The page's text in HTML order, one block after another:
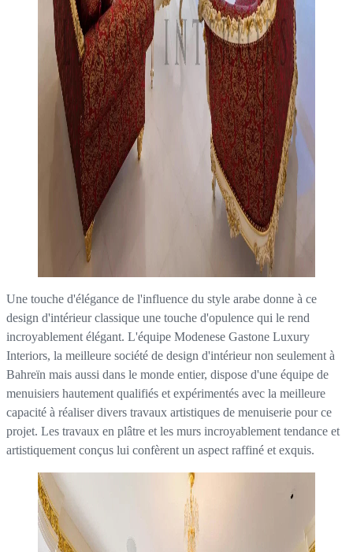
Une touche d'élégance de l'influence du style arabe donne à ce
design d'intérieur classique une touche d'opulence qui le rend
incroyablement élégant. L'équipe Modenese Gastone Luxury
Interiors, la meilleure société de design d'intérieur non seulement à
Bahreïn mais aussi dans le monde entier, dispose d'une équipe de
menuisiers hautement qualifiés et expérimentés avec la meilleure
capacité à réaliser divers travaux artistiques de menuiserie pour ce
projet. Les travaux en plâtre et les murs incroyablement tendance et
artistiquement conçus lui confèrent un aspect raffiné et exquis.